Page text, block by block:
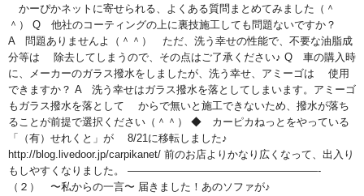
かーぴかネットに寄せられる、よくある質問まとめてみました（＾
＾） Q 他社のコーティングの上に裏技施工しても問題ないですか？
A 問題ありませんよ（＾＾） ただ、洗う幸せの性能で、不要な油脂成
分等は 除去してしまうので、その点はご了承ください♪ Q 車の購入時
に、メーカーのガラス撥水をしましたが、洗う幸せ、アミーゴは 使用
できますか？ A 洗う幸せはガラス撥水を落としてしまいます。アミーゴ
もガラス撥水を落として からで無いと施工できないため、撥水が落ち
ることが前提で選択ください（＾＾） ◆ カーピカねっとをやっている
「（有）せれくと」が 8/21に移転しました♪
http://blog.livedoor.jp/carpikanet/ 前のお店よりかなり広くなって、出入り
もしやすくなりました。 ——————————————————-
（２） 〜私からの一言〜 届きました！あのソファが♪